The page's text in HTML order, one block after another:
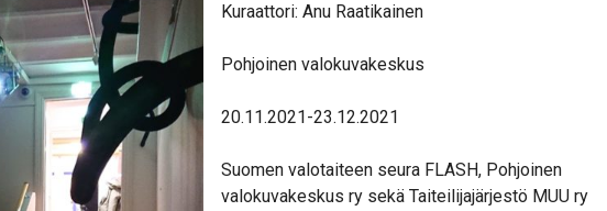
Kuraattori: Anu Raatikainen
Pohjoinen valokuvakeskus
20.11.2021-23.12.2021
Suomen valotaiteen seura FLASH, Pohjoinen
valokuvakeskus ry sekä Taiteilijajärjestö MUU ry